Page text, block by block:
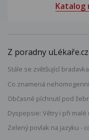
Katalog
Z poradny uLékaře.cz
Stále se zvětšující bradavka
Co znamená
Občasné píchnutí pod
Dyspepsie: Větry i při
Zelený povlak na jazyku -